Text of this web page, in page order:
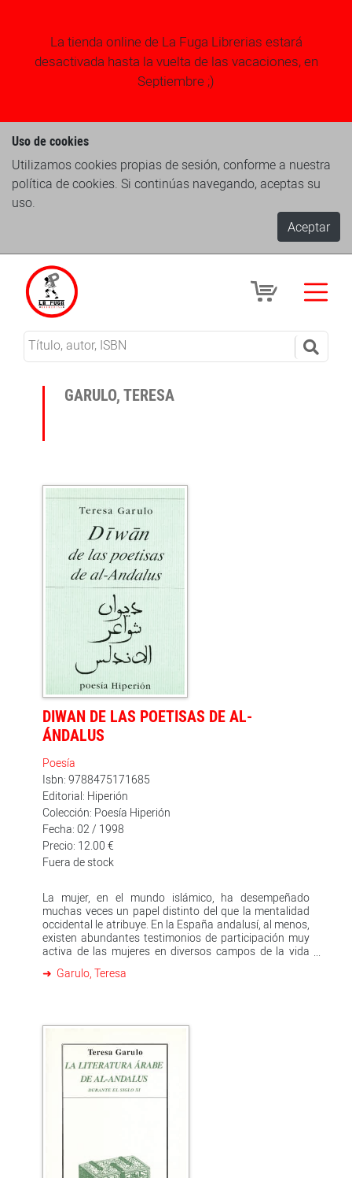
La tienda online de La Fuga Librerias estará
desactivada hasta la vuelta de las vacaciones, en
Septiembre ;)
Uso de cookies
Utilizamos cookies propias de sesión, conforme a nuestra
política de cookies. Si continúas navegando, aceptas su
uso.
Aceptar
GARULO, TERESA
DIWAN DE LAS POETISAS DE AL-
ÁNDALUS
Poesía
Isbn: 9788475171685
Editorial: Hiperión
Colección: Poesía Hiperión
Fecha: 02 / 1998
Precio: 12.00 €
Fuera de stock
La mujer, en el mundo islámico, ha desempeñado
muchas veces un papel distinto del que la mentalidad
occidental le atribuye. En la España andalusí, al menos,
existen abundantes testimonios de participación muy
activa de las mujeres en diversos campos de la vida
investigación de Teresa Garulo ha localizado, entre los
y la obra de estas autoras, así como un detallado
estudio de las circunstancias en que desarrollaron su
labor las poetisas de al-Andalus. Se trata de algo más
que una antología: Teresa Garulo ha realizado un
completísimo trabajo de búsqueda acudiendo a
fuentes árabes que se consultan por primera vez en la
Garulo, Teresa